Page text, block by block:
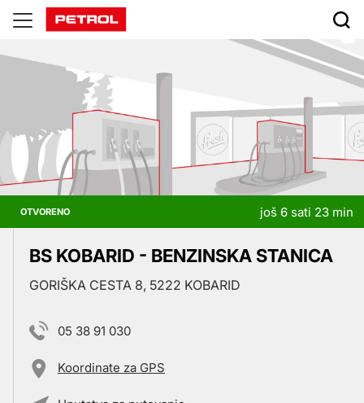
Prodajna
mjesta
OTVORENO još 6 sati 23 min
BS KOBARID - BENZINSKA STANICA
GORIŠKA CESTA 8, 5222 KOBARID
05 38 91 030
Koordinate za GPS